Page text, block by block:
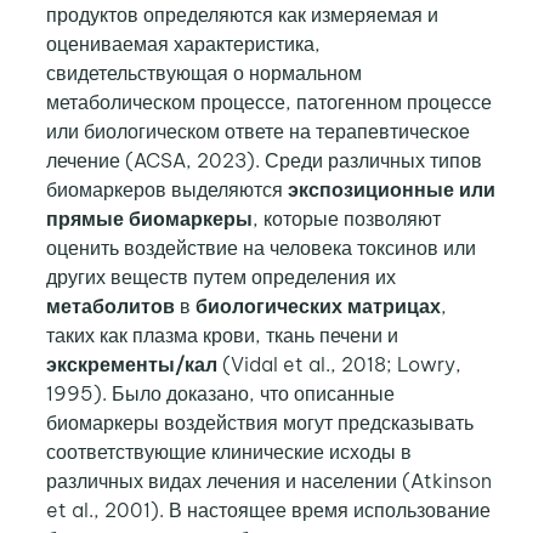
продуктов определяются как измеряемая и
оцениваемая характеристика,
свидетельствующая о нормальном
метаболическом процессе, патогенном процессе
или биологическом ответе на терапевтическое
лечение (ACSA, 2023). Среди различных типов
биомаркеров выделяются экспозиционные или
прямые биомаркеры, которые позволяют
оценить воздействие на человека токсинов или
других веществ путем определения их
метаболитовв биологических матрицах,
таких как плазма крови, ткань печени и
экскременты/кал (Vidal et al., 2018; Lowry,
1995). Было доказано, что описанные
биомаркеры воздействия могут предсказывать
соответствующие клинические исходы в
различных видах лечения и населении (Atkinson
et al., 2001). В настоящее время использование